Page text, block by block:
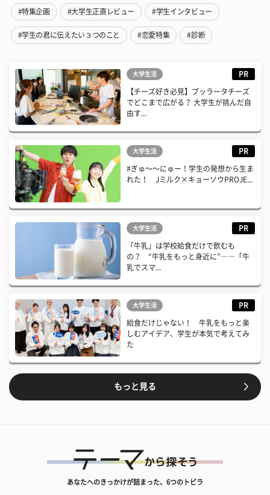
#特集企画 #大学生正直レビュー #学生インタビュー
#学生の君に伝えたい３つのこと #恋愛特集 #診断
大学生活 PR
【チーズ好き必見】ブッラータチーズ
でどこまで広がる？ 大学生が挑んだ自
由す...
大学生活 PR
#ぎゅ〜〜にゅー！学生の発想から生ま
れた！ Jミルク×キョーソウPROJE...
大学生活 PR
「牛乳」は学校給食だけで飲むも
の？ “牛乳をもっと身近に”――「牛
乳でスマ...
大学生活 PR
給食だけじゃない！ 牛乳をもっと楽
しむアイデア、学生が本気で考えてみ
た
もっと見る
あなたへのきっかけが詰まった、6つのトビラ